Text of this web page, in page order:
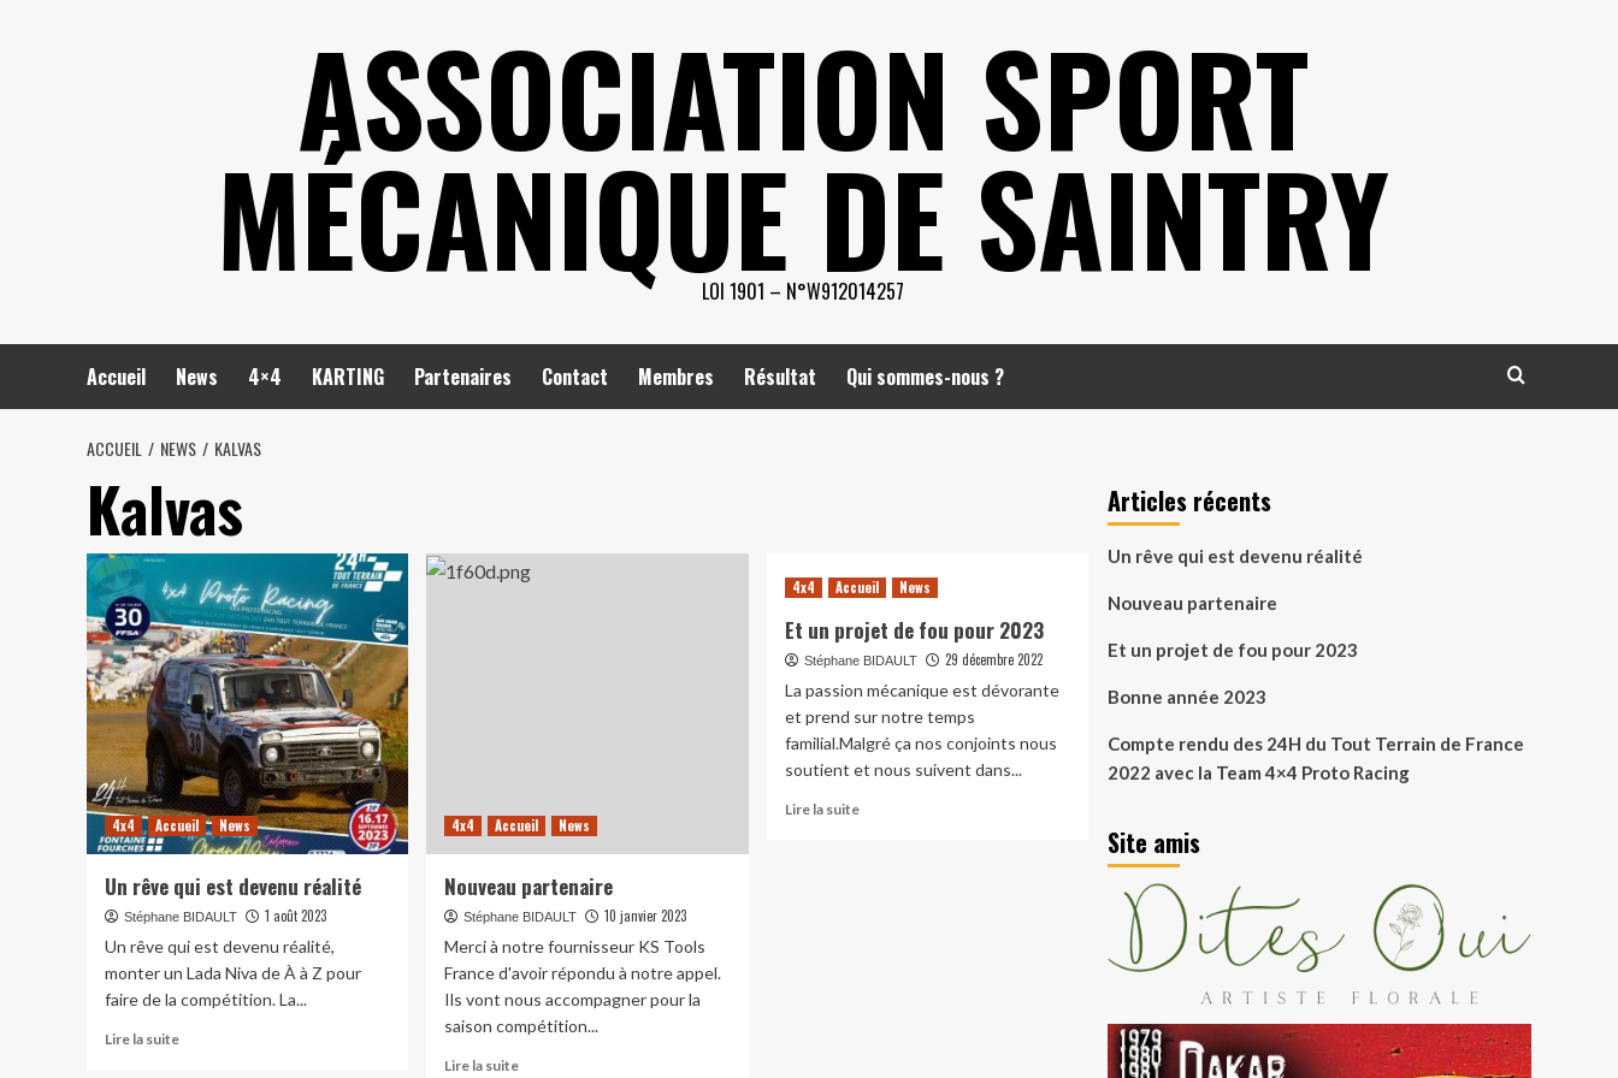
ASSOCIATION SPORT
MÉCANIQUE DE SAINTRY
LOI 1901 – N°W912014257
Accueil News 4×4 KARTING Partenaires Contact Membres Résultat Qui sommes-nous ?
ACCUEIL NEWS KALVAS
Kalvas
4x4 Accueil News
Un rêve qui est devenu réalité
Stéphane BIDAULT 1 août 2023
Un rêve qui est devenu réalité,
monter un Lada Niva de À à Z pour
faire de la compétition. La...
Lire la suiteEn
4x4 Accueil News
Nouveau partenaire
Stéphane BIDAULT 10 janvier 2023
Merci à notre fournisseur KS Tools
France d'avoir répondu à notre appel.
Ils vont nous accompagner pour la
saison compétition...
Lire la suiteEn
4x4 Accueil News
Et un projet de fou pour 2023
Stéphane BIDAULT 29 décembre 2022
La passion mécanique est dévorante
et prend sur notre temps
familial.Malgré ça nos conjoints nous
soutient et nous suivent dans...
Lire la suiteEn
Articles récents
Un rêve qui est devenu réalité
Nouveau partenaire
Et un projet de fou pour 2023
Bonne année 2023
Compte rendu des 24H du Tout Terrain de France
2022 avec la Team 4×4 Proto Racing
Site amis